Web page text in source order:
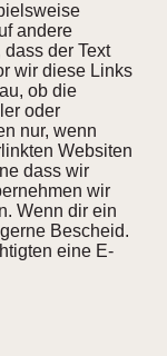
andere
dass der Text
wir diese Links
ob die
oder
nur, wenn
Websiten
dass wir
wir
Wenn dir ein
Bescheid.
eine E-